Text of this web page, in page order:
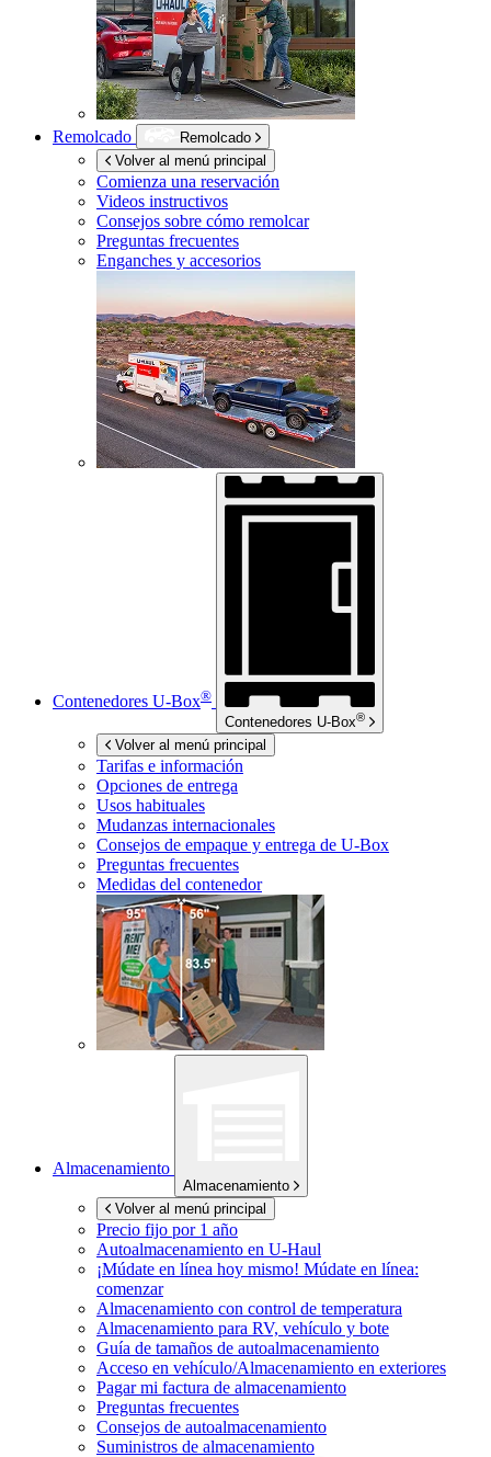
Remolcado
Remolcado
Volver al menú principal
Comienza una reservación
Videos instructivos
Consejos sobre cómo remolcar
Preguntas frecuentes
Enganches y accesorios
Contenedores U-Box®
Contenedores U-Box®
Volver al menú principal
Tarifas e información
Opciones de entrega
Usos habituales
Mudanzas internacionales
Consejos de empaque y entrega de U-Box
Preguntas frecuentes
Medidas del contenedor
Almacenamiento
Almacenamiento
Volver al menú principal
Precio fijo por 1 año
Autoalmacenamiento en U-Haul
¡Múdate en línea hoy mismo! Múdate en línea:
comenzar
Almacenamiento con control de temperatura
Almacenamiento para RV, vehículo y bote
Guía de tamaños de autoalmacenamiento
Acceso en vehículo/Almacenamiento en exteriores
Pagar mi factura de almacenamiento
Preguntas frecuentes
Consejos de autoalmacenamiento
Suministros de almacenamiento